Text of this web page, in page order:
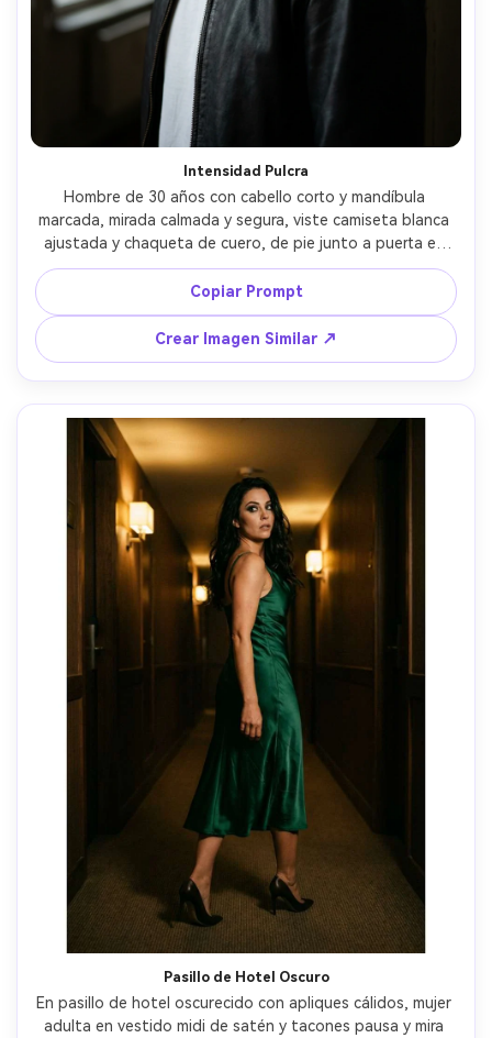
Intensidad Pulcra
Hombre de 30 años con cabello corto y mandíbula
marcada, mirada calmada y segura, viste camiseta blanca
ajustada y chaqueta de cuero, de pie junto a puerta en
apartamento oscuro, luz de ventana suave y relleno
negativo, 85mm f/1.4, composición cerrada de cabeza y
hombros, ambiente seductor silencioso, poros realistas,
sombras naturales, gradación editorial de color, enfoque
nítido --ar 4:5
Copiar Prompt
Crear Imagen Similar ↗
Pasillo de Hotel Oscuro
En pasillo de hotel oscurecido con apliques cálidos, mujer
adulta en vestido midi de satén y tacones pausa y mira
Crea imágenes IA
ilimitadas. 100 %
gratis!
Empieza Gratis→